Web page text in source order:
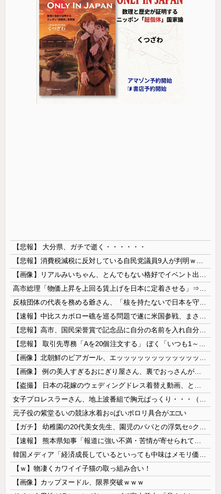
【悲報】 大分県、ガチで逝く・・・・・・
元子役の紫堂るいの競泳水着お○ぱいポロリ具合がエ□い
【ｗ】物凄くカワイイ子猫の取っ組み合い！
【画像】カップヌードル、限界突破ｗｗｗ